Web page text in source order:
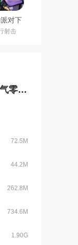
对下
最新
版
射击
蛋仔派对手游(元气零食季)下载官方正版v1.0.270官方版
72.5M
44.2M
262.8M
734.6M
1.90G